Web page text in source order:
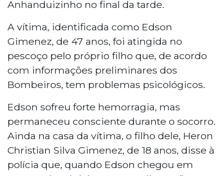
Anhanduizinho no final da tarde.
A vítima, identificada como Edson
Gimenez, de 47 anos, foi atingida no
pescoço pelo próprio filho que, de acordo
com informações preliminares dos
Bombeiros, tem problemas psicológicos.
Edson sofreu forte hemorragia, mas
permaneceu consciente durante o socorro.
Ainda na casa da vítima, o filho dele, Heron
Christian Silva Gimenez, de 18 anos, disse à
polícia que, quando Edson chegou em